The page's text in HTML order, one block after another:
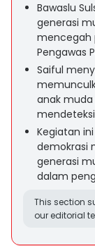
Bawaslu
generasi
mencegah
Pengawas
Saiful
anak
Kegiatan
demokrasi
generasi
dalam
This section
our editorial